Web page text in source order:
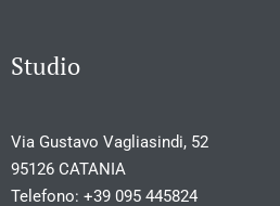
Studio
Via Gustavo Vagliasindi, 52
95126 CATANIA
Telefono: +39 095 445824